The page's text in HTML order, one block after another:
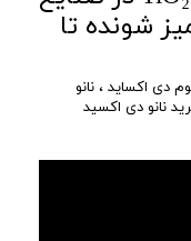
شونده تا
دی اکساید ، نانو
نانو دی اکسید